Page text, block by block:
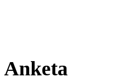
Anketa